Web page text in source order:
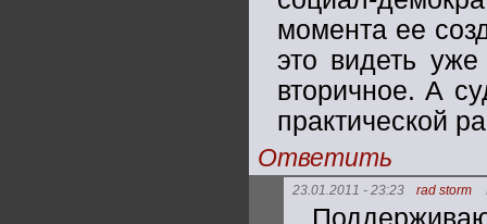
момента ее
это видеть
вторичное. А
практической
Ответить
23.01.2011 - 23:23 rad storm